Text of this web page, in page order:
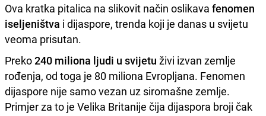
Ova kratka pitalica na slikovit način oslikava fenomen
iseljeništva i dijaspore, trenda koji je danas u svijetu
veoma prisutan.
Preko240 miliona ljudi u svijetu živi izvan zemlje
rođenja, od toga je 80 miliona Evropljana. Fenomen
dijaspore nije samo vezan uz siromašne zemlje.
Primjer za to je Velika Britanije čija dijaspora broji čak